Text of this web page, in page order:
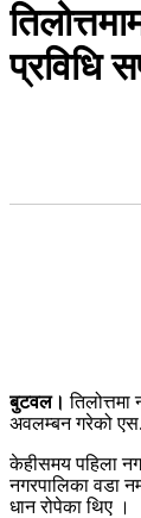
प्रविधि
बुटवल।
अवलम्बन गरेको
केहीसमय पहिला
नगरपालिका वडा
धान रोपेका थिए ।